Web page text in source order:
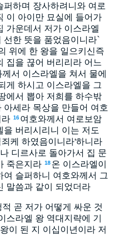
퍼하며 장사하려니와 여로
이 아이만 묘실에 들어가
가운데서 저가 이스라엘
한 뜻을 품었음이니라`
위에 한 왕을 일으키신즉
집을 끊어 버리리라 어느
께서 이스라엘을 쳐서 물에
게 하시고 이스라엘을 그
에서 뽑아 저희를 하수밖
아세라 목상을 만들어 여호
16 여호와께서 여로보암
을 버리시리니 이는 저도
케 하였음이니라'하니라
디르사로 돌아가서 집 문
죽은지라 18 온 이스라엘이
여 슬퍼하니 여호와께서 그
말씀과 같이 되었더라
곧 저가 어떻게 싸운 것
스라엘 왕 역대지략에 기
이 된 지 이십이년이라 저